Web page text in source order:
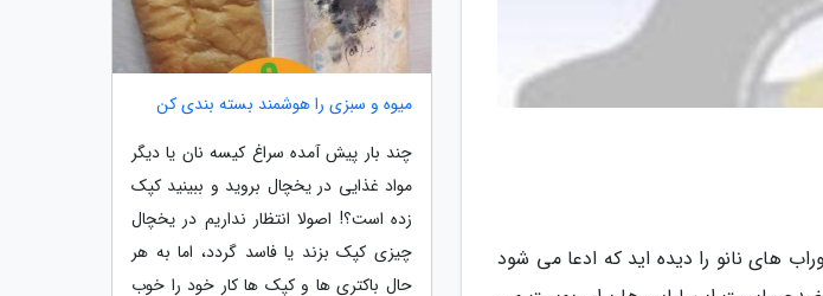
های نانو را دیده اید که ادعا می شود
میوه و سبزی را هوشمند بسته بندی کن
چند بار پیش آمده سراغ کیسه نان یا دیگر
مواد غذایی در یخچال بروید و ببینید کپک
زده است؟! اصولا انتظار نداریم در یخچال
چیزی کپک بزند یا فاسد گردد، اما به هر
حال باکتری ها و کپک ها کار خود را خوب